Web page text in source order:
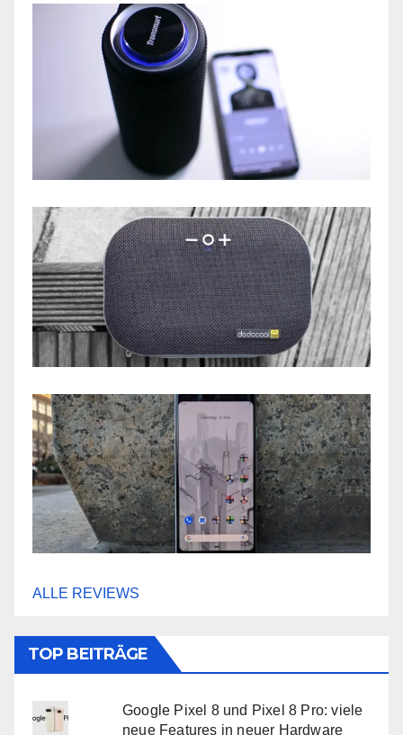
ALLE REVIEWS
TOP BEITRÄGE
Google Pixel 8 und Pixel 8 Pro: viele
neue Features in neuer Hardware